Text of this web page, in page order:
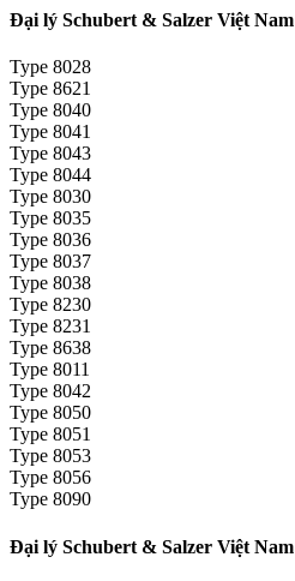
Đại lý Schubert & Salzer Việt Nam
Type 8028
Type 8621
Type 8040
Type 8041
Type 8043
Type 8044
Type 8030
Type 8035
Type 8036
Type 8037
Type 8038
Type 8230
Type 8231
Type 8638
Type 8011
Type 8042
Type 8050
Type 8051
Type 8053
Type 8056
Type 8090
Đại lý Schubert & Salzer Việt Nam